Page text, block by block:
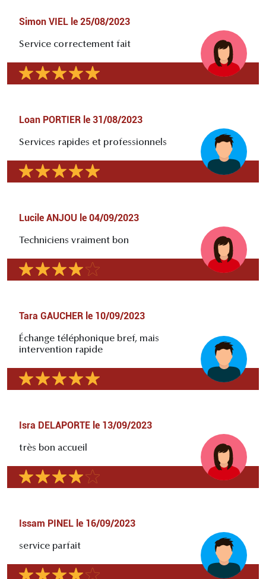
Simon VIEL le 25/08/2023
Service correctement fait
Loan PORTIER le 31/08/2023
Services rapides et professionnels
Lucile ANJOU le 04/09/2023
Techniciens vraiment bon
Tara GAUCHER le 10/09/2023
Échange téléphonique bref, mais
intervention rapide
Isra DELAPORTE le 13/09/2023
très bon accueil
Issam PINEL le 16/09/2023
service parfait